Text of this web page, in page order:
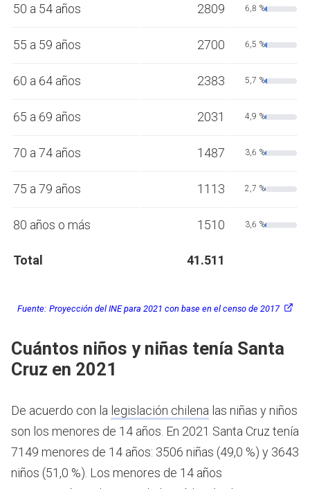
50 a 54 años 2809 6,8 %
55 a 59 años 2700 6,5 %
60 a 64 años 2383 5,7 %
65 a 69 años 2031 4,9 %
70 a 74 años 1487 3,6 %
75 a 79 años 1113 2,7 %
80 años o más 1510 3,6 %
Total 41.511
Fuente: Proyección del INE para 2021 con base en el censo de 2017
Cuántos niños y niñas tenía Santa
Cruz en 2021
De acuerdo con la legislación chilena las niñas y niños
son los menores de 14 años. En 2021 Santa Cruz tenía
7149 menores de 14 años: 3506 niñas (49,0 %) y 3643
niños (51,0 %). Los menores de 14 años